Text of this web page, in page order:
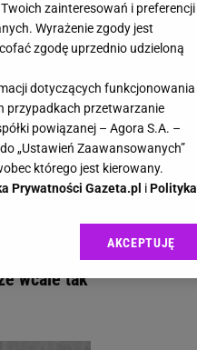
Gazeta.pl
ó.
razem
wcale tak
zainteresowań i preferencji
Wyrażenie zgody jest
zgodę uprzednio udzieloną
dotyczących funkcjonowania
przypadkach przetwarzanie
powiązanej – Agora S.A. –
„Ustawień Zaawansowanych”
którego jest kierowany.
Prywatności Gazeta.pl iPolityka
Gazeta.pl sp. z o.o., jej
przetwarzania danych poprzez
Zmiana ustawień
AKCEPTUJĘ